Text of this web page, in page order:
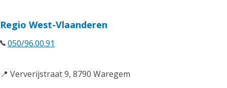
Regio West-Vlaanderen
050/96.00.91
📍 Ververijstraat 9, 8790 Waregem